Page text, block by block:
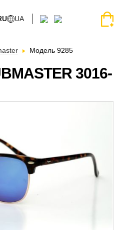
UA
Модель 9285
3016-